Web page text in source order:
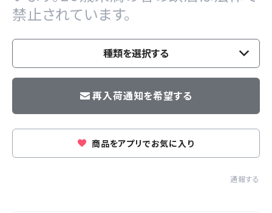
禁止されています。
種類を選択する
再入荷通知を希望する
商品をアプリでお気に入り
通報する